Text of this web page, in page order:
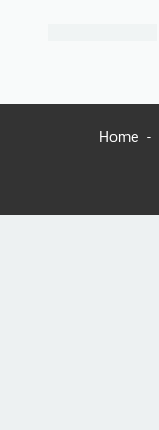
Home